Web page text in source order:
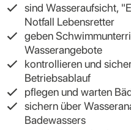
sind Wasseraufsicht,
Notfall Lebensretter
geben
Wasserangebote
kontrollieren und
Betriebsablauf
pflegen und warten
sichern über
Badewassers